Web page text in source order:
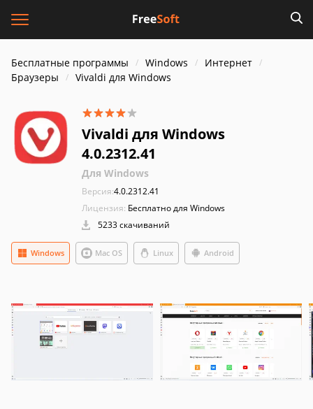
Бесплатные программы Windows
Интернет
Браузеры
Vivaldi для Windows
Vivaldi для Windows
4.0.2312.41
Для Windows
Версия:4.0.2312.41
Лицензия: Бесплатно для Windows
5233 скачиваний
Windows Mac OS Linux Android